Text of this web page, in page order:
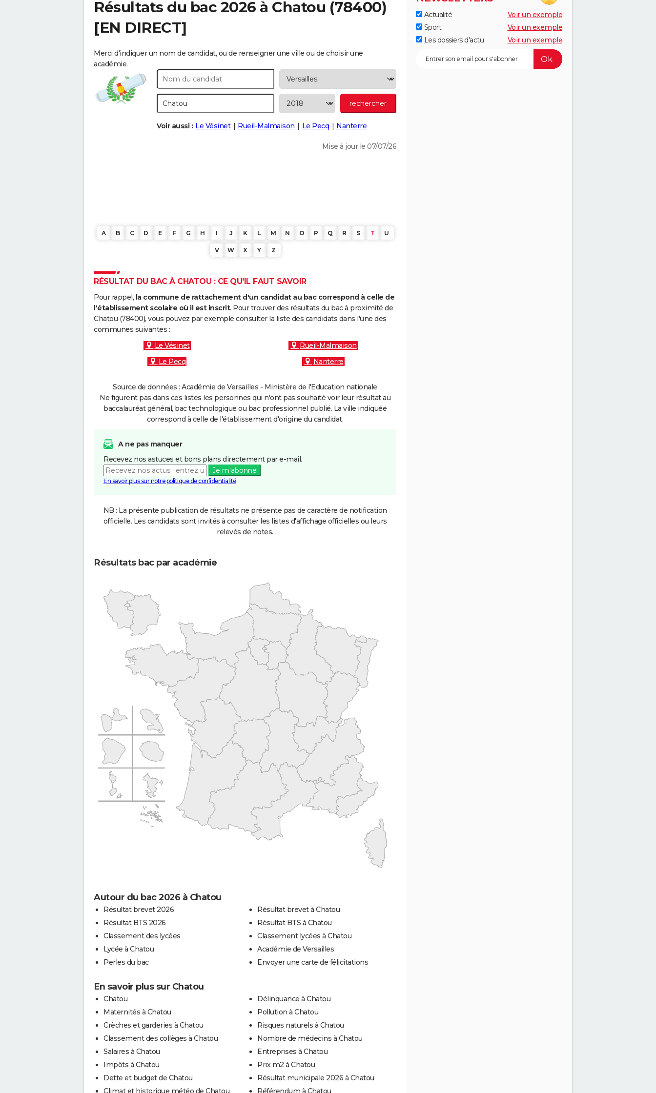
Résultats du bac 2026 à Chatou (78400)
[EN DIRECT]
Merci d'indiquer un nom de candidat, ou de renseigner une ville ou de choisir une
académie.
Voir aussi : Le Vésinet Rueil-Malmaison Le Pecq Nanterre
Mise à jour le 07/07/26
A B C D E F G H I J K L M N O P Q R S T U
V W X Y Z
RÉSULTAT DU BAC À CHATOU : CE QU'IL FAUT SAVOIR
Pour rappel, la commune de rattachement d'un candidat au bac correspond à celle de
l'établissement scolaire où il est inscrit. Pour trouver des résultats du bac à proximité de
Chatou (78400), vous pouvez par exemple consulter la liste des candidats dans l'une des
communes suivantes :
Le Vésinet
Rueil-Malmaison
Le Pecq
Nanterre
Source de données : Académie de Versailles - Ministère de l'Education nationale
Ne figurent pas dans ces listes les personnes qui n'ont pas souhaité voir leur résultat au
baccalauréat général, bac technologique ou bac professionnel publié. La ville indiquée
correspond à celle de l'établissement d'origine du candidat.
A ne pas manquer
Recevez nos astuces et bons plans directement par e-mail.
Je m'abonne
En savoir plus sur notre politique de confidentialité
NB : La présente publication de résultats ne présente pas de caractère de notification
officielle. Les candidats sont invités à consulter les listes d'affichage officielles ou leurs
relevés de notes.
Résultats bac par académie
Autour du bac 2026 à Chatou
Résultat brevet 2026
Résultat BTS 2026
Classement des lycées
Lycée à Chatou
Perles du bac
Résultat brevet à Chatou
Résultat BTS à Chatou
Classement lycées à Chatou
Académie de Versailles
Envoyer une carte de félicitations
En savoir plus sur Chatou
Chatou
Maternités à Chatou
Crèches et garderies à Chatou
Classement des collèges à Chatou
Salaires à Chatou
Impôts à Chatou
Dette et budget de Chatou
Climat et historique météo de Chatou
Délinquance à Chatou
Pollution à Chatou
Risques naturels à Chatou
Nombre de médecins à Chatou
Entreprises à Chatou
Prix m2 à Chatou
Résultat municipale 2026 à Chatou
Référendum à Chatou
Actualité
Voir un exemple
Sport
Voir un exemple
Les dossiers d'actu
Voir un exemple